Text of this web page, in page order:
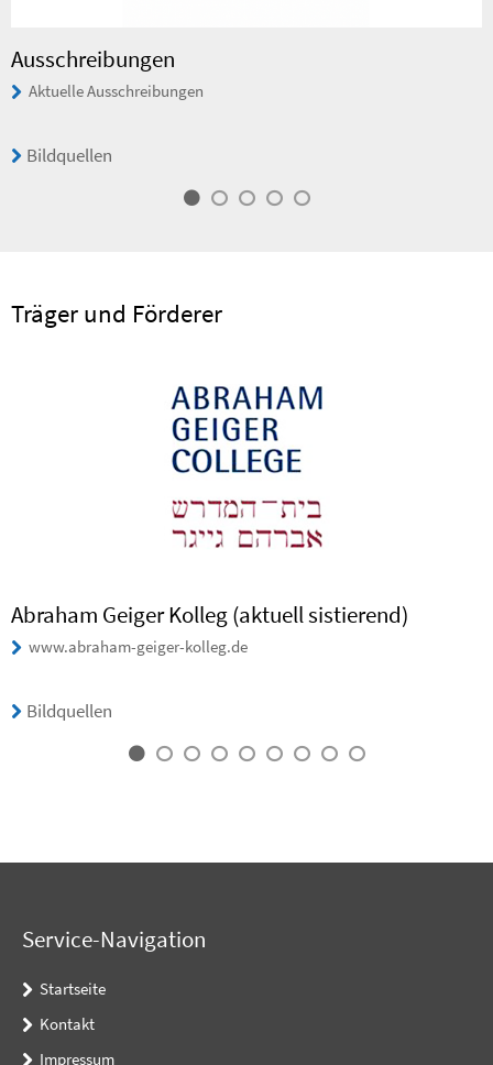
Ausschreibungen
Aktuelle Ausschreibungen
Bildquellen
Träger und Förderer
Abraham Geiger Kolleg (aktuell sistierend)
www.abraham-geiger-kolleg.de
Bildquellen
Service-Navigation
Startseite
Kontakt
Impressum